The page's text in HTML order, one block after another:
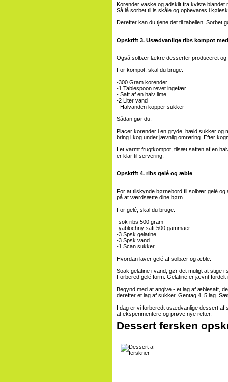
Korender vaske og adskilt fra kviste
Så lå sorbet til is skåle og opbevares i
Derefter kan du tjene det til tabellen.
Opskrift 3. Usædvanlige ribs kompot
Også solbær lækre desserter produceret
For kompot, skal du bruge:
-300 Gram korender
-1 Tablespoon revet ingefær
- Saft af en halv lime
-2 Liter vand
- Halvanden kopper sukker
Sådan gør du:
Placer korender i en gryde, hæld sukker og
bring i kog under jævnlig omrøring. Efter
I et varmt frugtkompot, tilsæt saften af ​​en
er klar til servering.
Opskrift 4. ribs gelé og æble
For at tilskynde børnebord fil solbær gelé
på at værdsætte dine børn.
For gelé, skal du bruge:
-sok ribs 500 gram
-yablochny saft 500 gammaer
-3 Spsk gelatine
-3 Spsk vand
-1 Scan sukker.
Hvordan laver gelé af solbær og æble:
Soak gelatine i vand, gør det muligt at stige
Forbered gelé form. Gelatine er jævnt fordelt
Begynd med at angive - et lag af æblesaft,
derefter et lag af sukker. Gentag 4, 5 lag.
I dag er vi forberedt usædvanlige dessert
at eksperimentere og prøve nye retter.
Dessert fersken